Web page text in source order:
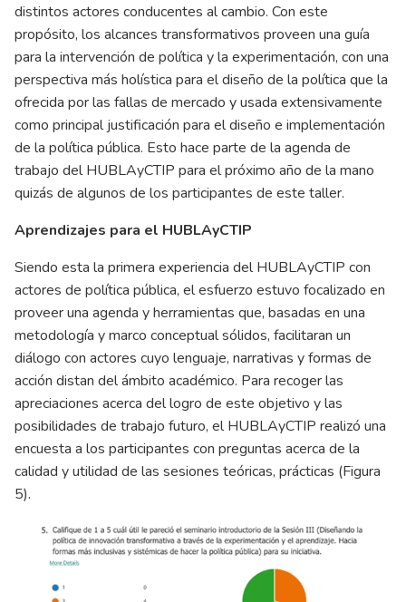
distintos actores conducentes al cambio. Con este
propósito, los alcances transformativos proveen una guía
para la intervención de política y la experimentación, con una
perspectiva más holística para el diseño de la política que la
ofrecida por las fallas de mercado y usada extensivamente
como principal justificación para el diseño e implementación
de la política pública. Esto hace parte de la agenda de
trabajo del HUBLAyCTIP para el próximo año de la mano
quizás de algunos de los participantes de este taller.
Aprendizajes para el HUBLAyCTIP
Siendo esta la primera experiencia del HUBLAyCTIP con
actores de política pública, el esfuerzo estuvo focalizado en
proveer una agenda y herramientas que, basadas en una
metodología y marco conceptual sólidos, facilitaran un
diálogo con actores cuyo lenguaje, narrativas y formas de
acción distan del ámbito académico. Para recoger las
apreciaciones acerca del logro de este objetivo y las
posibilidades de trabajo futuro, el HUBLAyCTIP realizó una
encuesta a los participantes con preguntas acerca de la
calidad y utilidad de las sesiones teóricas, prácticas (Figura
5).